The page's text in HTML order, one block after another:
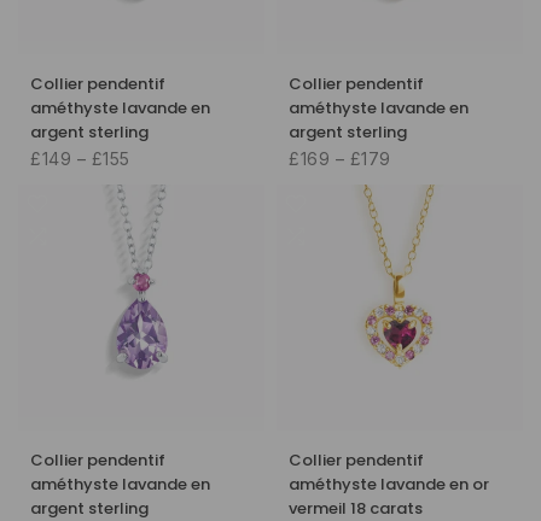
Collier pendentif
améthyste lavande en
argent sterling
£149 – £155
Collier pendentif
améthyste lavande en
argent sterling
£169 – £179
Collier pendentif
améthyste lavande en
argent sterling
Collier pendentif
améthyste lavande en or
vermeil 18 carats